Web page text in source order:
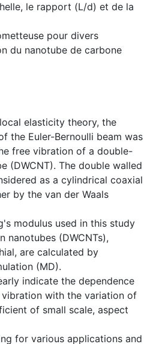
le rapport (L/d) et de la
pour divers
du nanotube de carbone
elasticity theory, the
the Euler-Bernoulli beam was
free vibration of a double-
(DWCNT). The double walled
as a cylindrical coaxial
by the van der Waals
modulus used in this study
nanotubes (DWCNTs),
are calculated by
(MD).
indicate the dependence
with the variation of
of small scale, aspect
for various applications and